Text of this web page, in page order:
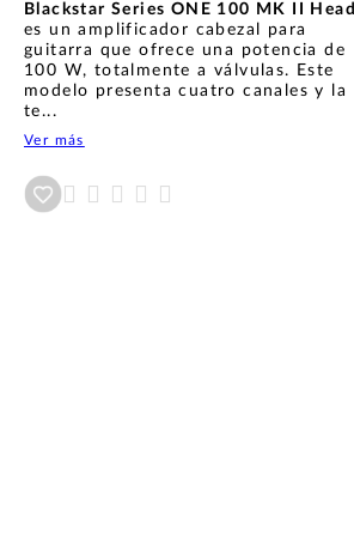
Blackstar Series ONE 100 MK II Head
es un amplificador cabezal para
guitarra que ofrece una potencia de
100 W, totalmente a válvulas. Este
modelo presenta cuatro canales y la
te...
Ver más